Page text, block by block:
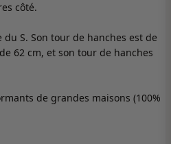
côté.
S. Son tour de hanches est de
62 cm, et son tour de hanches
de grandes maisons (100%